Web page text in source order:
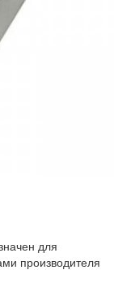
для
производителя